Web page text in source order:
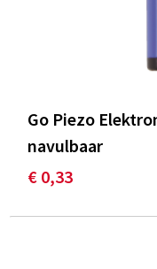
Go Piezo
navulbaar
€ 0,33